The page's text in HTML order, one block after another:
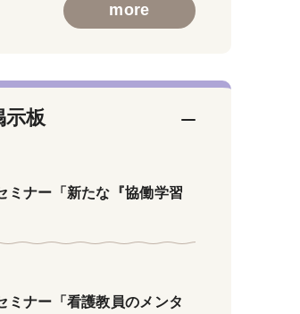
more
示板
ミナー「新たな『協働学習
ミナー「看護教員のメンタ